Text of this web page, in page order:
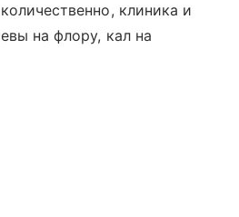
клиника и
на флору, кал на